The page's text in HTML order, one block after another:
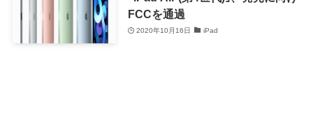
FCCを通過
2020年10月16日 iPad